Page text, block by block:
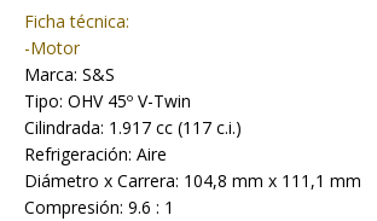
Ficha técnica:
-Motor
Marca: S&S
Tipo: OHV 45º V-Twin
Cilindrada: 1.917 cc (117 c.i.)
Refrigeración: Aire
Diámetro x Carrera: 104,8 mm x 111,1 mm
Compresión: 9.6 : 1